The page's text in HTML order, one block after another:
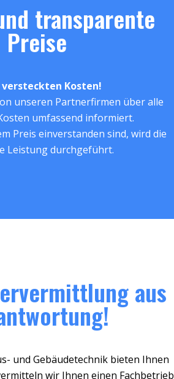
transparente
Preise
versteckten Kosten!
unseren Partnerfirmen über alle
umfassend informiert.
Preis einverstanden sind, wird die
Leistung durchgeführt.
aus
und Gebäudetechnik bieten Ihnen
wir Ihnen einen Fachbetrieb